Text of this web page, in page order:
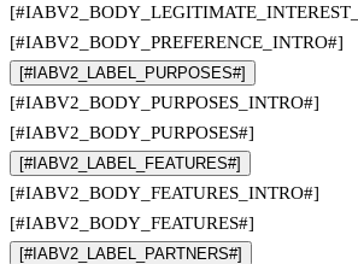
[#IABV2_BODY_PREFERENCE_INTRO#]
[#IABV2_LABEL_PURPOSES#]
[#IABV2_BODY_PURPOSES_INTRO#]
[#IABV2_BODY_PURPOSES#]
[#IABV2_LABEL_FEATURES#]
[#IABV2_BODY_FEATURES_INTRO#]
[#IABV2_BODY_FEATURES#]
[#IABV2_LABEL_PARTNERS#]